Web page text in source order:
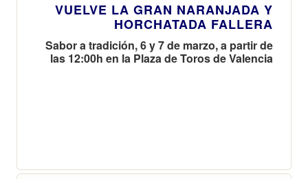
VUELVE LA GRAN NARANJADA Y
HORCHATADA FALLERA
Sabor a tradición, 6 y 7 de marzo, a partir de
las 12:00h en la Plaza de Toros de Valencia